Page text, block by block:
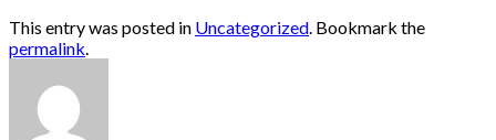
This entry was posted in Uncategorized. Bookmark the
permalink.